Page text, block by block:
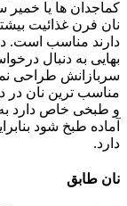
کماجدان ها یا
نان فرن غذائیت
دارند مناسب است.
بهایی به دنبال
سربازانش طراحی
مناسب ترین نان
و طبخی خاص دارد
آماده طبخ شود
دارد.
نان طابق